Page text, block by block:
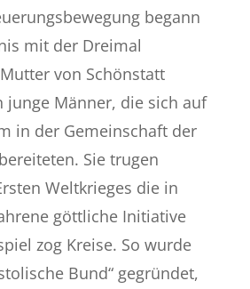
begann
mit der Dreimal
von Schönstatt
junge Männer, die sich auf
in der Gemeinschaft der
Sie trugen
Weltkrieges die in
göttliche Initiative
zog Kreise. So wurde
Bund“ gegründet,